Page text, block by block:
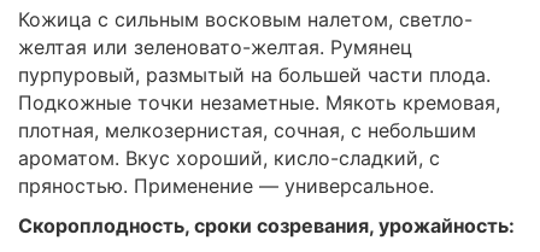
Кожица с сильным восковым налетом, светло-
желтая или зеленовато-желтая. Румянец
пурпуровый, размытый на большей части плода.
Подкожные точки незаметные. Мякоть кремовая,
плотная, мелкозернистая, сочная, с небольшим
ароматом. Вкус хороший, кисло-сладкий, с
пряностью. Применение — универсальное.
Скороплодность, сроки созревания, урожайность: